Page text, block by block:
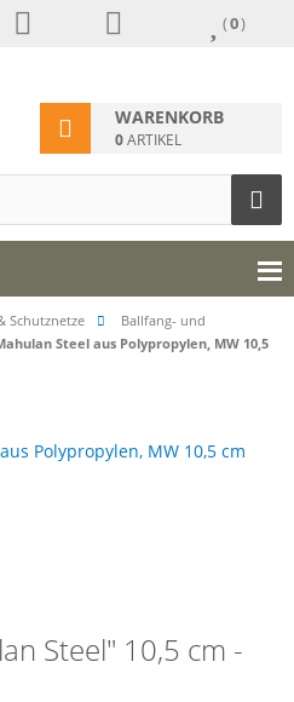
(0)
WARENKORB
0ARTIKEL
Schutznetze
Ballfang- und
Steel aus Polypropylen, MW 10,5
Steel" 10,5 cm -